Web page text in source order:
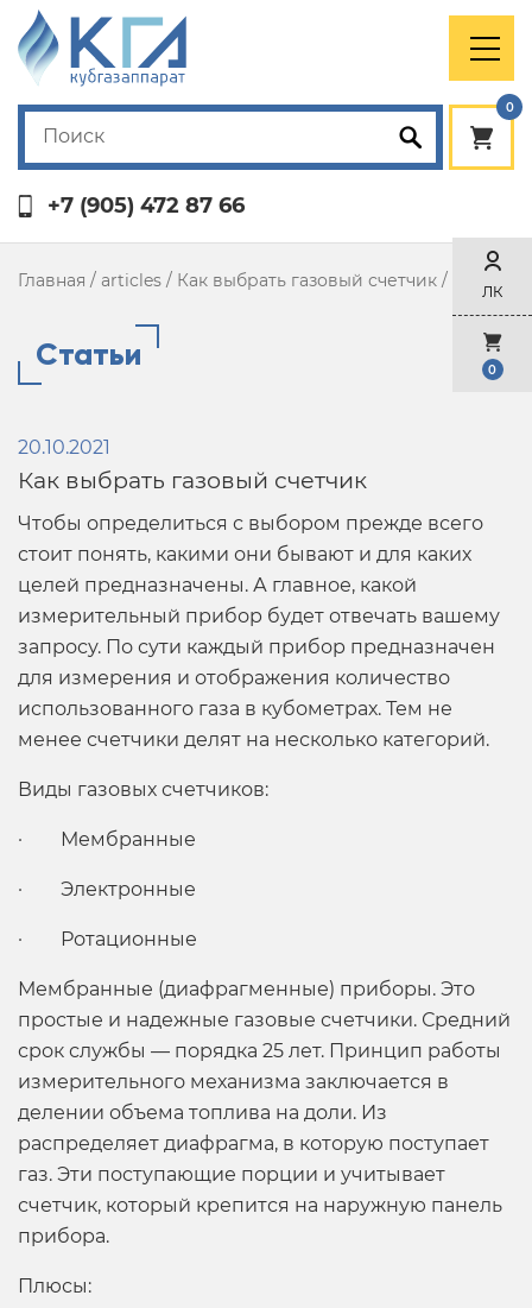
0
+7 (905) 472 87 66
Главная / articles / Как выбрать газовый счетчик /
Статьи
20.10.2021
Как выбрать газовый счетчик
Чтобы определиться с выбором прежде всего
стоит понять, какими они бывают и для каких
целей предназначены. А главное, какой
измерительный прибор будет отвечать вашему
запросу. По сути каждый прибор предназначен
для измерения и отображения количество
использованного газа в кубометрах. Тем не
менее счетчики делят на несколько категорий.
Виды газовых счетчиков:
· Мембранные
· Электронные
· Ротационные
Мембранные (диафрагменные) приборы. Это
простые и надежные газовые счетчики. Средний
срок службы — порядка 25 лет. Принцип работы
измерительного механизма заключается в
делении объема топлива на доли. Из
распределяет диафрагма, в которую поступает
газ. Эти поступающие порции и учитывает
счетчик, который крепится на наружную панель
прибора.
Плюсы:
ЛК
0